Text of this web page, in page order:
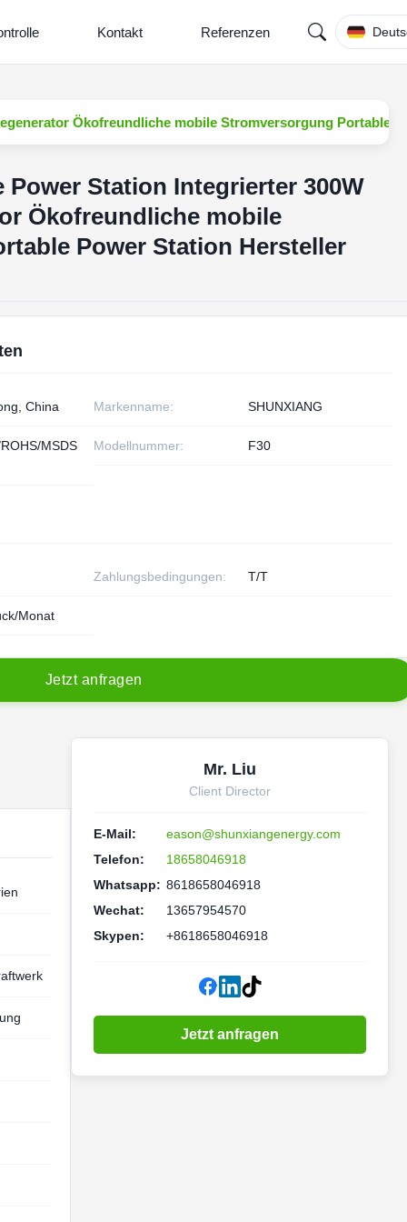
Kontakt Referenzen
Ökofreundliche mobile Stromversorgung Portable
Station Integrierter 300W
Ökofreundliche mobile
Power Station Hersteller
China Markenname: SHUNXIANG
MSDS Modellnummer: F30
Zahlungsbedingungen: T/T
Monat
Jetzt anfragen
Mr. Liu
Client Director
E-Mail:
eason@shunxiangenergy.com
Telefon:
18658046918
Whatsapp: 8618658046918
Wechat:
13657954570
Skypen:
+8618658046918
Jetzt anfragen